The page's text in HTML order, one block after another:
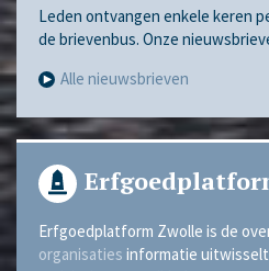
Leden ontvangen enkele keren
de brievenbus. Onze
Alle nieuwsbrieven
Erfgoedplatform Zwolle is de
organisaties informatie